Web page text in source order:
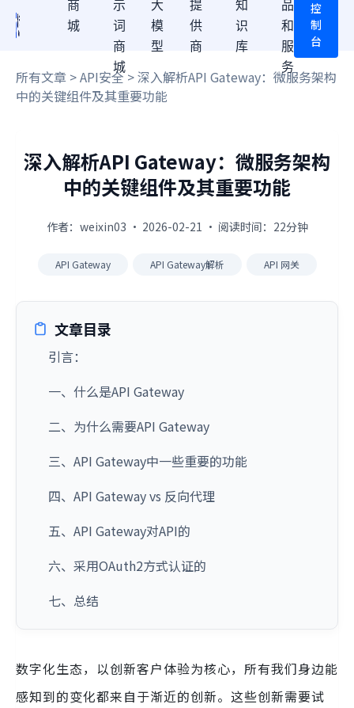
商
城
示
词
商
城
大
模
型
提
供
商
知
识
库
品
和
服
务
控
制
台
所有文章 >API安全> 深入解析API Gateway：微服务架构
中的关键组件及其重要功能
深入解析API Gateway：微服务架构
中的关键组件及其重要功能
作者：weixin03 · 2026-02-21 · 阅读时间：22分钟
API Gateway API Gateway解析 API 网关
文章目录
引言：
一、什么是API Gateway
二、为什么需要API Gateway
三、API Gateway中一些重要的功能
四、API Gateway vs 反向代理
五、API Gateway对API的
六、采用OAuth2方式认证的
七、总结
数字化生态，以创新客户体验为核心，所有我们身边能
感知到的变化都来自于渐近的创新。这些创新需要试